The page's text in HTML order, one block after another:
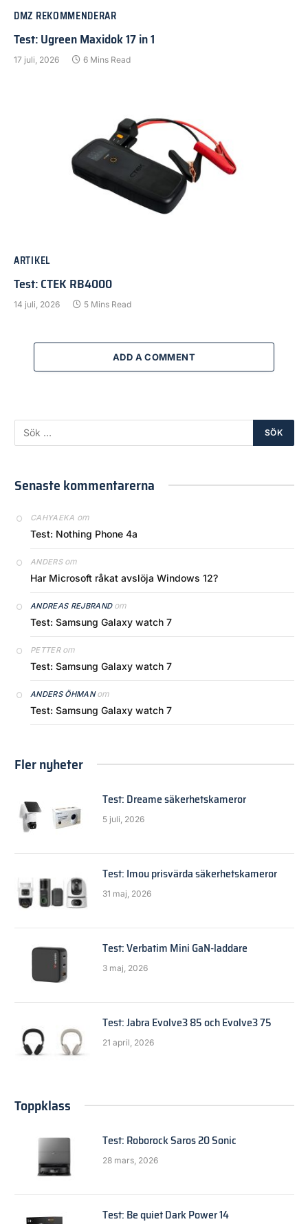
DMZ REKOMMENDERAR
Test: Ugreen Maxidok 17 in 1
17 juli, 2026 6 Mins Read
ARTIKEL
Test: CTEK RB4000
14 juli, 2026 5 Mins Read
ADD A COMMENT
Senaste kommentarerna
CAHYAEKA om
Test: Nothing Phone 4a
ANDERSom
Har Microsoft råkat avslöja Windows 12?
ANDREAS REJBRANDom
Test: Samsung Galaxy watch 7
PETTERom
Test: Samsung Galaxy watch 7
ANDERS ÖHMANom
Test: Samsung Galaxy watch 7
Fler nyheter
Test: Dreame säkerhetskameror
5 juli, 2026
Test: Imou prisvärda säkerhetskameror
31 maj, 2026
Test: Verbatim Mini GaN-laddare
3 maj, 2026
Test: Jabra Evolve3 85 och Evolve3 75
21 april, 2026
Toppklass
Test: Roborock Saros 20 Sonic
28 mars, 2026
Test: Be quiet Dark Power 14